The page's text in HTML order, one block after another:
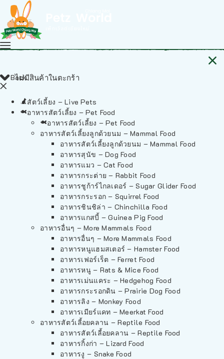
ไม่มีสินค้าในตะกร้า
Back
สัตว์เลี้ยง – Live Pets
อาหารสัตว์เลี้ยง – Pet Food
อาหารสัตว์เลี้ยง – Pet Food
อาหารสัตว์เลี้ยงลูกด้วยนม – Mammal Food
อาหารสัตว์เลี้ยงลูกด้วยนม – Mammal Food
อาหารสุนัข – Dog Food
อาหารแมว – Cat Food
อาหารกระต่าย – Rabbit Food
อาหารชูก้าร์ไกลเดอร์ – Sugar Glider Food
อาหารกระรอก – Squirrel Food
อาหารชินชิล่า – Chinchilla Food
อาหารแกสบี้ – Guinea Pig Food
อาหารอื่นๆ – More Mammals Food
อาหารอื่นๆ – More Mammals Food
อาหารหนูแฮมสเตอร์ – Hamster Food
อาหารเฟอร์เร็ต – Ferret Food
อาหารหนู – Rats & Mice Food
อาหารเม่นแคระ – Hedgehog Food
อาหารกระรอกดิน – Prairie Dog Food
อาหารลิง – Monkey Food
อาหารเมียร์แคท – Meerkat Food
อาหารสัตว์เลี้อยคลาน – Reptile Food
อาหารสัตว์เลี้อยคลาน – Reptile Food
อาหารกิ้งก่า – Lizard Food
อาหารงู – Snake Food